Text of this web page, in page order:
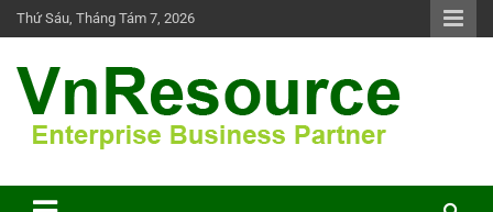
Skip
to
Thứ Sáu, Tháng Tám 7, 2026
VnResource Blog